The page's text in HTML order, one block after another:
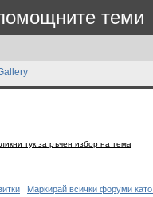
теми
тук за ръчен избор на тема
Маркирай всички форуми